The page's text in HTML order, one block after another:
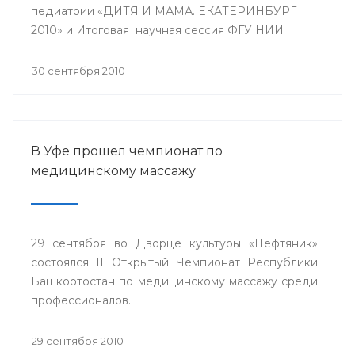
педиатрии «ДИТЯ И МАМА. ЕКАТЕРИНБУРГ
2010» и Итоговая научная сессия ФГУ НИИ
УГМА, посвященная 25-летию кафедры.
30 сентября 2010
В Уфе прошел чемпионат по
медицинскому массажу
29 сентября во Дворце культуры «Нефтяник»
состоялся II Открытый Чемпионат Республики
Башкортостан по медицинскому массажу среди
профессионалов.
29 сентября 2010